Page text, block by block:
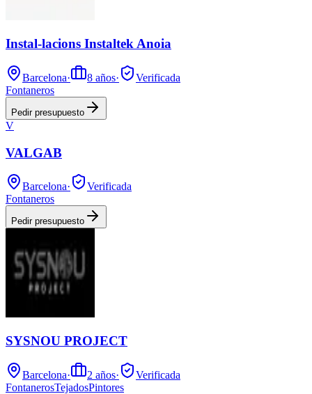
Instal-lacions Instaltek Anoia
Barcelona· 8 años·
Verificada
Fontaneros
Pedir presupuesto
V
VALGAB
Barcelona·
Verificada
Fontaneros
Pedir presupuesto
SYSNOU PROJECT
Barcelona· 2 años·
Verificada
FontanerosTejadosPintores